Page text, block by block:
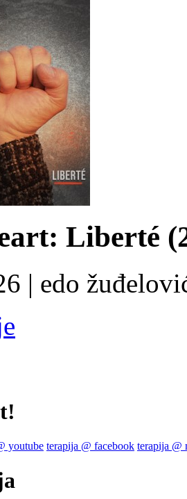
Liberté
| edo
youtube terapija @ facebook terapija @